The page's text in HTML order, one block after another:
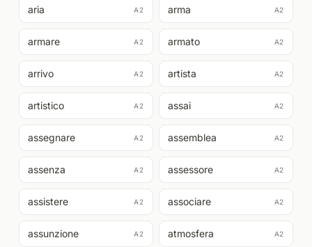
aria A2 arma A2
armare A2 armato A2
arrivo A2 artista A2
artistico A2 assai A2
assegnare A2 assemblea A2
assenza A2 assessore A2
assistere A2 associare A2
assunzione A2 atmosfera A2